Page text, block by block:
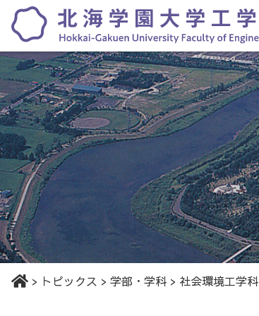
> トピックス > 学部・学科 > 社会環境工学科